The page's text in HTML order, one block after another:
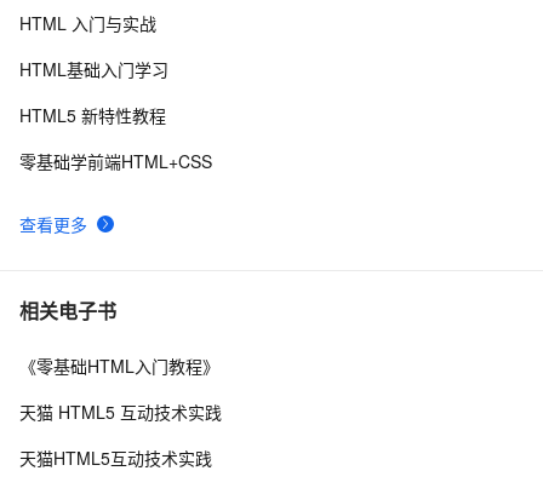
8 HTML DOM addEventListener() 方法示例
式判断11位手机号码
10IIS MIME类型问题(html5 video 本地打开可以，IIS打开
查看更多
HTML 入门与实战
HTML基础入门学习
HTML5 新特性教程
零基础学前端HTML+CSS
相关电子书
《零基础HTML入门教程》
天猫 HTML5 互动技术实践
天猫HTML5互动技术实践